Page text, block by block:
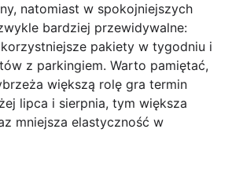
natomiast w spokojniejszych
bardziej przewidywalne:
pakiety w tygodniu i
z parkingiem. Warto pamiętać,
większą rolę gra termin
lipca i sierpnia, tym większa
mniejsza elastyczność w